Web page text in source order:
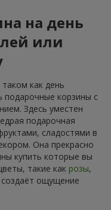
на день
или
как день
подарочные корзины с
Здесь уместен
подарочная
сладостями в
Она прекрасно
купить которые вы
такие как розы,
создаёт ощущение